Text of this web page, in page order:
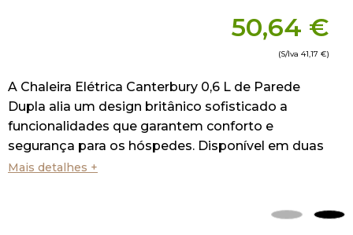
50,64 €
(S/Iva 41,17 €)
A Chaleira Elétrica Canterbury 0,6 L de Parede
Dupla alia um design britânico sofisticado a
funcionalidades que garantem conforto e
segurança para os hóspedes. Disponível em duas
versões: inox escovado com detalhes em preto
Mais detalhes +